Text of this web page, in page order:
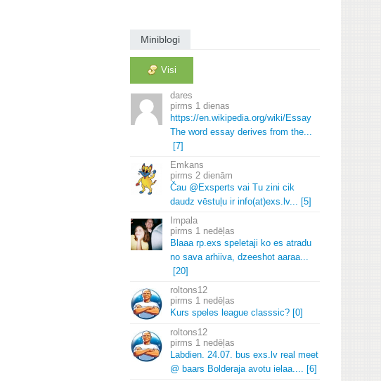
Miniblogi
Visi
dares
1 dienas
https://en. wikipedia. org/wiki/Essay
The word essay derives from the.
[7]
Emkans
2 dienām
Čau @Exsperts vai Tu zini cik
daudz vēstuļu ir info(at)exs. lv.
[5]
Impala
1 nedēļas
Blaaa rp. exs speletaji ko es atradu
no sava arhiiva, dzeeshot aaraa.
[20]
roltons12
1 nedēļas
Kurs speles league classsic? [0]
roltons12
1 nedēļas
Labdien. 24. 07. bus exs. lv real meet
@ baars Bolderaja avotu ielaa.
[6]